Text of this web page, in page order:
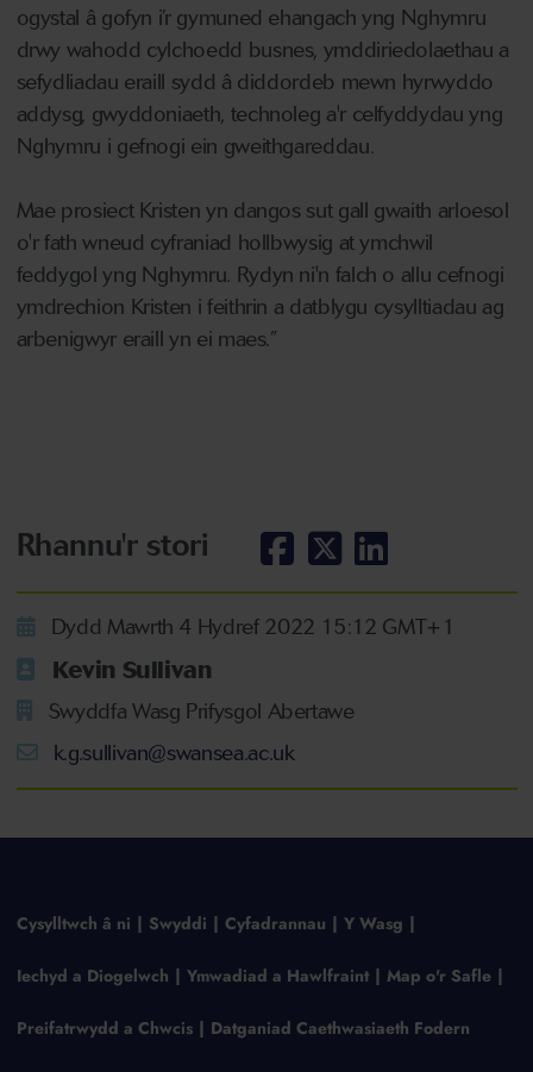
ogystal â gofyn i’r gymuned ehangach yng Nghymru
drwy wahodd cylchoedd busnes, ymddiriedolaethau a
sefydliadau eraill sydd â diddordeb mewn hyrwyddo
addysg, gwyddoniaeth, technoleg a'r celfyddydau yng
Nghymru i gefnogi ein gweithgareddau.
Mae prosiect Kristen yn dangos sut gall gwaith arloesol
o'r fath wneud cyfraniad hollbwysig at ymchwil
feddygol yng Nghymru. Rydyn ni'n falch o allu cefnogi
ymdrechion Kristen i feithrin a datblygu cysylltiadau ag
arbenigwyr eraill yn ei maes.”
Rhannu'r stori
Dydd Mawrth 4 Hydref 2022 15:12 GMT+1
Kevin Sullivan
Swyddfa Wasg Prifysgol Abertawe
k.g.sullivan@swansea.ac.uk
Cysylltwch â ni Swyddi Cyfadrannau Y Wasg
Iechyd a Diogelwch Ymwadiad a Hawlfraint Map o'r Safle
Preifatrwydd a Chwcis Datganiad Caethwasiaeth Fodern